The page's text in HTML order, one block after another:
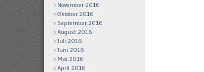
November 2016
Oktober 2016
September 2016
August 2016
Juli 2016
Juni 2016
Mai 2016
April 2016